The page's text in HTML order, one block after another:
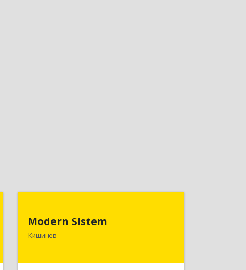
Modern Sistem
Кишинев
Кишинев, ул. Бульвар Дмитрий